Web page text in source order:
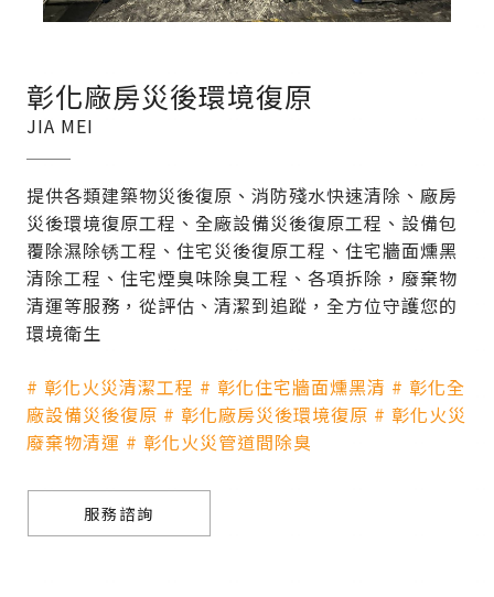
彰化廠房災後環境復原
JIA MEI
提供各類建築物災後復原、消防殘水快速清除、廠房
災後環境復原工程、全廠設備災後復原工程、設備包
覆除濕除锈工程、住宅災後復原工程、住宅牆面燻黑
清除工程、住宅煙臭味除臭工程、各項拆除，廢棄物
清運等服務，從評估、清潔到追蹤，全方位守護您的
環境衛生
# 彰化火災清潔工程 # 彰化住宅牆面燻黑清 # 彰化全
廠設備災後復原 # 彰化廠房災後環境復原 # 彰化火災
廢棄物清運 # 彰化火災管道間除臭
服務諮詢